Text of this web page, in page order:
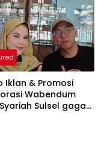
Iklan & Promosi
Wabendum
Syariah Sulsel gagas